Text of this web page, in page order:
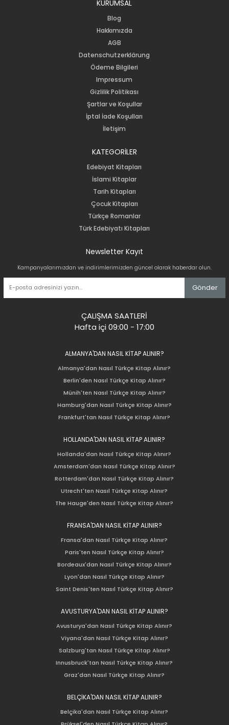
KURUMSAL
Blog
Hakkımızda
AGB
Datenschutzerklärung
Ödeme Bilgileri
Impressum
Gizlilik Politikası
Şartlar ve Koşullar
İptal İade Koşulları
İletişim
KATEGORİLER
Edebiyat Kitapları
İslami Kitaplar
Tarih Kitapları
Çocuk Kitapları
Türkçe Romanlar
Türk Edebiyatı Kitapları
Newsletter Kayıt
Kampanyalarımızdan ve indirimlerimizden güncel olarak haberdar olun.
Gönder
ÇALIŞMA SAATLERİ
Hafta içi 09:00 - 17:00
ALMANYA'DAN NASIL KİTAP ALINIR?
Almanya'dan Nasıl Türkçe Kitap Alınır?
Berlin'den Nasıl Türkçe Kitap Alınır?
Münih'ten Nasıl Türkçe Kitap Alınır?
Hamburg'dan Nasıl Türkçe Kitap Alınır?
Frankfurt'tan Nasıl Türkçe Kitap Alınır?
HOLLANDA'DAN NASIL KİTAP ALINIR?
Hollanda'dan Nasıl Türkçe Kitap Alınır?
Amsterdam'dan Nasıl Türkçe Kitap Alınır?
Rotterdam'dan Nasıl Türkçe Kitap Alınır?
Utrecht'ten Nasıl Türkçe Kitap Alınır?
The Hauge'den Nasıl Türkçe Kitap Alınır?
FRANSA'DAN NASIL KİTAP ALINIR?
Fransa'dan Nasıl Türkçe Kitap Alınır?
Paris'ten Nasıl Türkçe Kitap Alınır?
Bordeaux'dan Nasıl Türkçe Kitap Alınır?
Lyon'dan Nasıl Türkçe Kitap Alınır?
Saint Denis'ten Nasıl Türkçe Kitap Alınır?
AVUSTURYA'DAN NASIL KİTAP ALINIR?
Avusturya'dan Nasıl Türkçe Kitap Alınır?
Viyana'dan Nasıl Türkçe Kitap Alınır?
Salzburg'tan Nasıl Türkçe Kitap Alınır?
Innusbruck'tan Nasıl Türkçe Kitap Alınır?
Graz'dan Nasıl Türkçe Kitap Alınır?
BELÇİKA'DAN NASIL KİTAP ALINIR?
Belçika'dan Nasıl Türkçe Kitap Alınır?